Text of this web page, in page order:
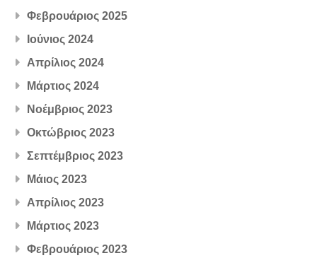
Φεβρουάριος 2025
Ιούνιος 2024
Απρίλιος 2024
Μάρτιος 2024
Νοέμβριος 2023
Οκτώβριος 2023
Σεπτέμβριος 2023
Μάιος 2023
Απρίλιος 2023
Μάρτιος 2023
Φεβρουάριος 2023